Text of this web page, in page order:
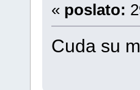
« poslato:
Cuda su